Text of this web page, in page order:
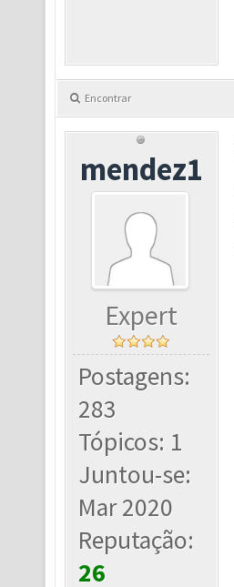
Encontrar
mendez1
Expert
Postagens:
283
Tópicos: 1
Juntou-se:
Mar 2020
Reputação:
26